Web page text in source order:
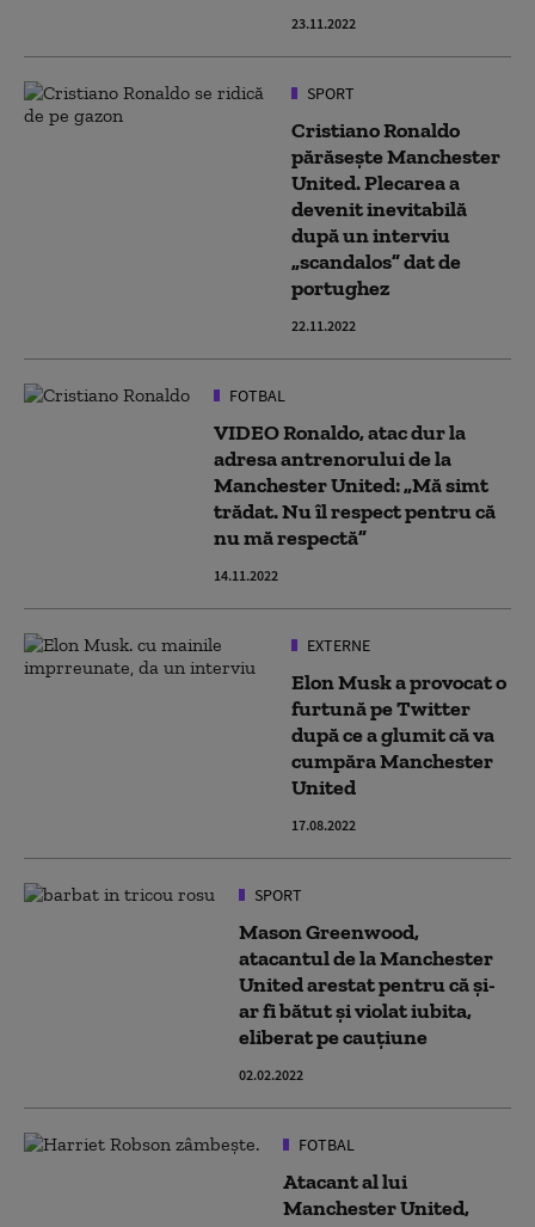
23.11.2022
SPORT
Cristiano Ronaldo
părăsește Manchester
United. Plecarea a
devenit inevitabilă
după un interviu
„scandalos” dat de
portughez
22.11.2022
FOTBAL
VIDEO Ronaldo, atac dur la
adresa antrenorului de la
Manchester United: „Mă simt
trădat. Nu îl respect pentru că
nu mă respectă”
14.11.2022
EXTERNE
Elon Musk a provocat o
furtună pe Twitter
după ce a glumit că va
cumpăra Manchester
United
17.08.2022
SPORT
Mason Greenwood,
atacantul de la Manchester
United arestat pentru că și-
ar fi bătut și violat iubita,
eliberat pe cauțiune
02.02.2022
FOTBAL
Atacant al lui
Manchester United,